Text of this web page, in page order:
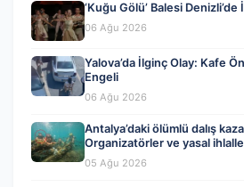
‘Kuğu Gölü’ Balesi
06 Ağu 2026
Yalova’da İlginç Olay: Kafe
Engeli
06 Ağu 2026
Antalya’daki ölümlü dalış
Organizatörler ve yasal
05 Ağu 2026